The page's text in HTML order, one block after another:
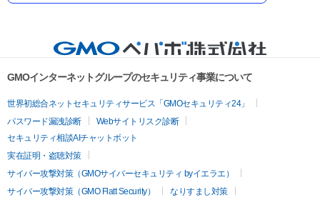
GMOインターネットグループのセキュリティ事業について
世界初総合ネットセキュリティサービス「GMOセキュリティ24」
パスワード漏洩診断
Webサイトリスク診断
セキュリティ相談AIチャットボット
実在証明・盗聴対策
サイバー攻撃対策（GMOサイバーセキュリティ byイエラエ）
サイバー攻撃対策（GMO Flatt Security）
なりすまし対策